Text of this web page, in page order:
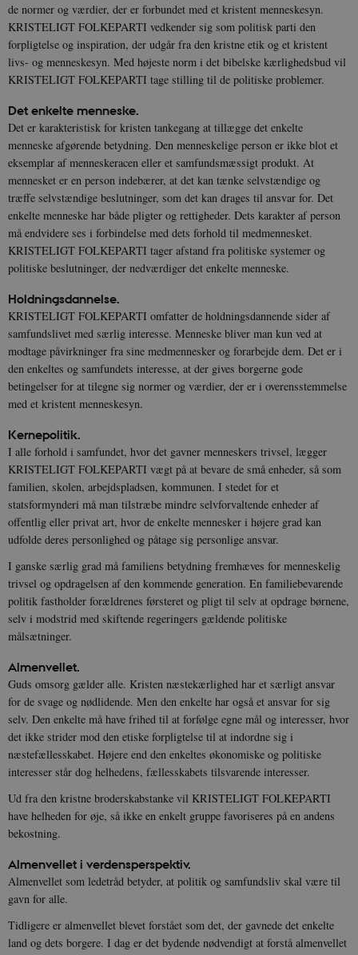
de normer og værdier, der er forbundet med et kristent menneskesyn.
KRISTELIGT FOLKEPARTI vedkender sig som politisk parti den
forpligtelse og inspiration, der udgår fra den kristne etik og et kristent
livs- og menneskesyn. Med højeste norm i det bibelske kærlighedsbud vil
KRISTELIGT FOLKEPARTI tage stilling til de politiske problemer.
Det enkelte menneske.
Det er karakteristisk for kristen tankegang at tillægge det enkelte
menneske afgørende betydning. Den menneskelige person er ikke blot et
eksemplar af menneskeracen eller et samfundsmæssigt produkt. At
mennesket er en person indebærer, at det kan tænke selvstændige og
træffe selvstændige beslutninger, som det kan drages til ansvar for. Det
enkelte menneske har både pligter og rettigheder. Dets karakter af person
må endvidere ses i forbindelse med dets forhold til medmennesket.
KRISTELIGT FOLKEPARTI tager afstand fra politiske systemer og
politiske beslutninger, der nedværdiger det enkelte menneske.
Holdningsdannelse.
KRISTELIGT FOLKEPARTI omfatter de holdningsdannende sider af
samfundslivet med særlig interesse. Menneske bliver man kun ved at
modtage påvirkninger fra sine medmennesker og forarbejde dem. Det er i
den enkeltes og samfundets interesse, at der gives borgerne gode
betingelser for at tilegne sig normer og værdier, der er i overensstemmelse
med et kristent menneskesyn.
Kernepolitik.
I alle forhold i samfundet, hvor det gavner menneskers trivsel, lægger
KRISTELIGT FOLKEPARTI vægt på at bevare de små enheder, så som
familien, skolen, arbejdspladsen, kommunen. I stedet for et
statsformynderi må man tilstræbe mindre selvforvaltende enheder af
offentlig eller privat art, hvor de enkelte mennesker i højere grad kan
udfolde deres personlighed og påtage sig personlige ansvar.
I ganske særlig grad må familiens betydning fremhæves for menneskelig
trivsel og opdragelsen af den kommende generation. En familiebevarende
politik fastholder forældrenes førsteret og pligt til selv at opdrage børnene,
selv i modstrid med skiftende regeringers gældende politiske
målsætninger.
Almenvellet.
Guds omsorg gælder alle. Kristen næstekærlighed har et særligt ansvar
for de svage og nødlidende. Men den enkelte har også et ansvar for sig
selv. Den enkelte må have frihed til at forfølge egne mål og interesser, hvor
det ikke strider mod den etiske forpligtelse til at indordne sig i
næstefællesskabet. Højere end den enkeltes økonomiske og politiske
interesser står dog helhedens, fællesskabets tilsvarende interesser.
Ud fra den kristne broderskabstanke vil KRISTELIGT FOLKEPARTI
have helheden for øje, så ikke en enkelt gruppe favoriseres på en andens
bekostning.
Almenvellet i verdensperspektiv.
Almenvellet som ledetråd betyder, at politik og samfundsliv skal være til
gavn for alle.
Tidligere er almenvellet blevet forstået som det, der gavnede det enkelte
land og dets borgere. I dag er det bydende nødvendigt at forstå almenvellet